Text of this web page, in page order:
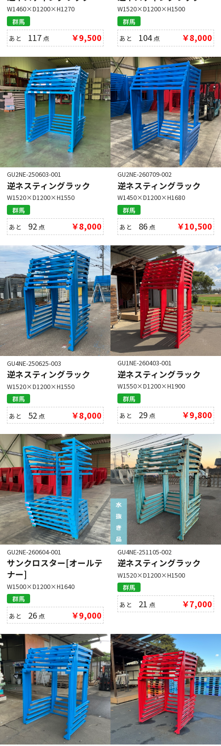
W1460×D1200×H1270
群馬
あと 117 点 ￥9,500
W1520×D1200×H1500
群馬
あと 104点 ￥8,000
GU2NE-250603-001
逆ネスティングラック
W1520×D1200×H1550
群馬
あと 92 点 ￥8,000
GU2NE-260709-002
逆ネスティングラック
W1450×D1200×H1680
群馬
あと 86 点 ￥10,500
GU4NE-250625-003
逆ネスティングラック
W1520×D1200×H1550
群馬
あと 52 点 ￥8,000
GU1NE-260403-001
逆ネスティングラック
W1550×D1200×H1900
群馬
あと 29 点 ￥9,800
GU2NE-260604-001
サンクロスター[オールテ
ナー]
W1500×D1200×H1640
群馬
あと 26 点 ￥9,000
GU4NE-251105-002
逆ネスティングラック
W1520×D1200×H1500
群馬
あと 21 点 ￥7,000